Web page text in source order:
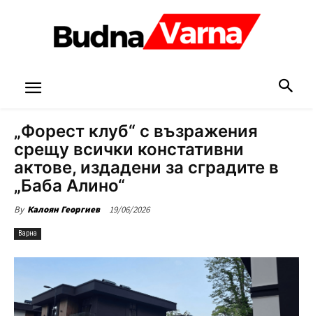
„Форест клуб“ с възражения
срещу всички констативни
актове, издадени за сградите в
„Баба Алино“
By Калоян Георгиев 19/06/2026
Варна